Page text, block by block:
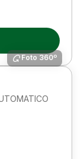
Foto 360º